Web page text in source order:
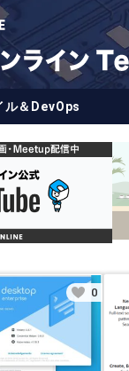
ル＆DevOps
0